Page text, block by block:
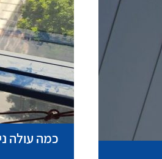
כמה עולה